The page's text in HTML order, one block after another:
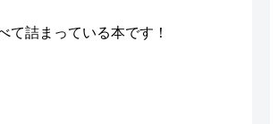
詰まっている本です！